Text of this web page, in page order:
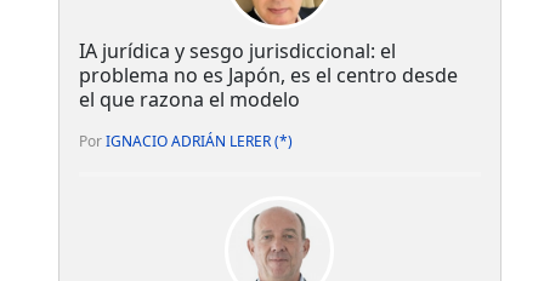
IA jurídica y sesgo jurisdiccional: el
problema no es Japón, es el centro desde
el que razona el modelo
PorIGNACIO ADRIÁN LERER (*)